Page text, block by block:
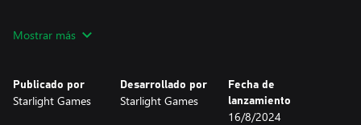
Con más de 100 hoyos meticulosamente elaborados para
resuelto con el swing perfecto.
Mostrar más
Publicado por
Starlight Games
Desarrollado por
Starlight Games
Fecha de
lanzamiento
16/8/2024